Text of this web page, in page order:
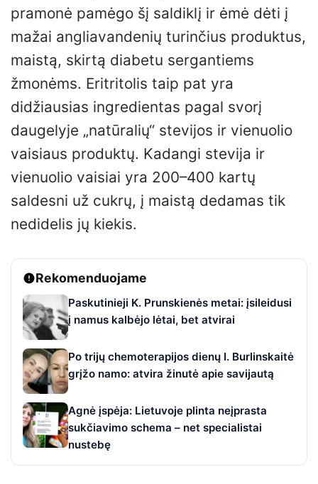
pramonė pamėgo šį saldiklį ir ėmė dėti į
mažai angliavandenių turinčius produktus,
maistą, skirtą diabetu sergantiems
žmonėms. Eritritolis taip pat yra
didžiausias ingredientas pagal svorį
daugelyje „natūralių“ stevijos ir vienuolio
vaisiaus produktų. Kadangi stevija ir
vienuolio vaisiai yra 200–400 kartų
saldesni už cukrų, į maistą dedamas tik
nedidelis jų kiekis.
Rekomenduojame
Paskutinieji K. Prunskienės metai: įsileidusi
į namus kalbėjo lėtai, bet atvirai
Po trijų chemoterapijos dienų I. Burlinskaitė
grįžo namo: atvira žinutė apie savijautą
Agnė įspėja: Lietuvoje plinta neįprasta
sukčiavimo schema – net specialistai
nustebę